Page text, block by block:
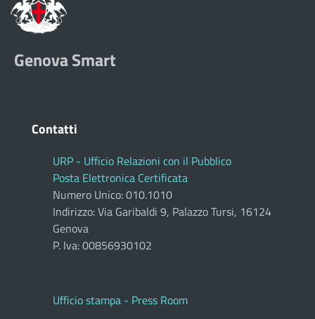
Genova Smart
Contatti
URP - Ufficio Relazioni con il Pubblico
Posta Elettronica Certificata
Numero Unico: 010.1010
Indirizzo: Via Garibaldi 9, Palazzo Tursi, 16124
Genova
P. Iva: 00856930102
Ufficio stampa - Press Room